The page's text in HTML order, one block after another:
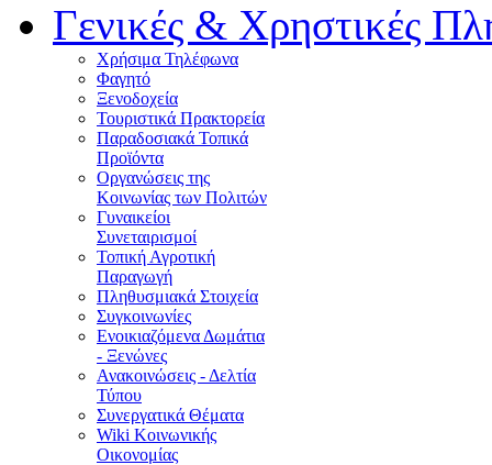
Γενικές & Χρηστικές
Χρήσιμα Τηλέφωνα
Φαγητό
Ξενοδοχεία
Τουριστικά Πρακτορεία
Παραδοσιακά Τοπικά
Προϊόντα
Οργανώσεις της
Κοινωνίας των Πολιτών
Γυναικείοι
Συνεταιρισμοί
Τοπική Αγροτική
Παραγωγή
Πληθυσμιακά Στοιχεία
Συγκοινωνίες
Ενοικιαζόμενα Δωμάτια
- Ξενώνες
Ανακοινώσεις - Δελτία
Τύπου
Συνεργατικά Θέματα
Wiki Κοινωνικής
Οικονομίας